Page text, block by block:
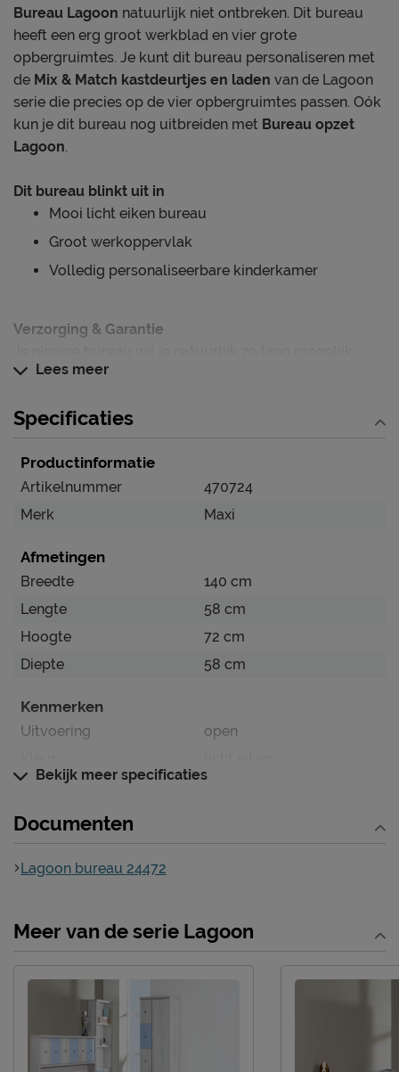
Bureau Lagoon natuurlijk niet ontbreken. Dit bureau
heeft een erg groot werkblad en vier grote
opbergruimtes. Je kunt dit bureau personaliseren met
de Mix & Match kastdeurtjes en laden van de Lagoon
serie die precies op de vier opbergruimtes passen. Oók
kun je dit bureau nog uitbreiden met Bureau opzet
Lagoon.
Dit bureau blinkt uit in
Mooi licht eiken bureau
Groot werkoppervlak
Volledig personaliseerbare kinderkamer
Verzorging & Garantie
mooi én schoon houden. Alle schoonmaakinstructies,
bij het kopje ‘Goed om te weten’.
Lees meer
Specificaties
Productinformatie
Artikelnummer
470724
Merk
Maxi
Afmetingen
Breedte
140 cm
Lengte
58 cm
Hoogte
72 cm
Diepte
58 cm
Kenmerken
Uitvoering
open
Materiaal
Goed om te weten
Garantie
3 jaar garantie
Montage
niet inbegrepen
Leveranciersinformatie
Naam
Postbus 716, 5400 AS,
Bekijk meer specificaties
Documenten
Lagoon bureau 24472
Meer van de serie Lagoon